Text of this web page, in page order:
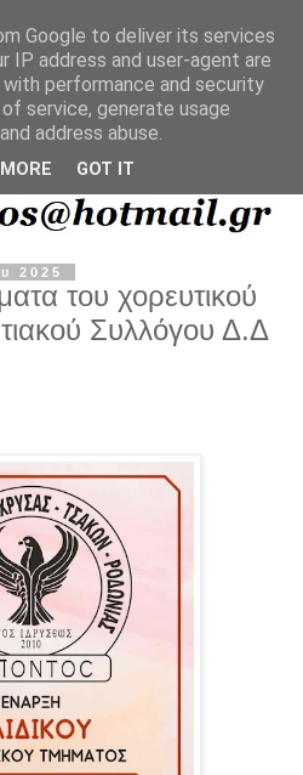
2025
του χορευτικού
Συλλόγου Δ.Δ
Google to deliver its services
IP address and user-agent are
performance and security
service, generate usage
address abuse.
GOT IT